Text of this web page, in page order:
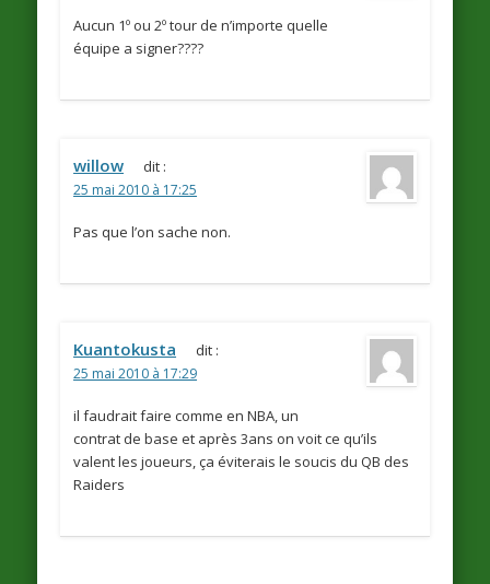
Aucun 1º ou 2º tour de n’importe quelle
équipe a signer????
willow dit :
25 mai 2010 à 17:25
Pas que l’on sache non.
Kuantokusta dit :
25 mai 2010 à 17:29
il faudrait faire comme en NBA, un
contrat de base et après 3ans on voit ce qu’ils
valent les joueurs, ça éviterais le soucis du QB des
Raiders